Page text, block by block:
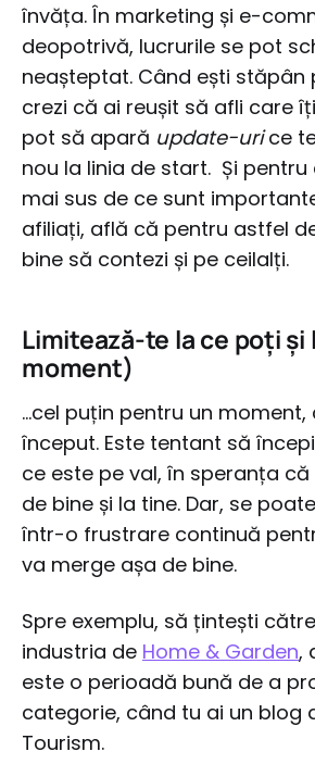
învăța. În marketing și e-
deopotrivă, lucrurile se pot
neașteptat. Când ești stăpân
crezi că ai reușit să afli care
pot să apară update-urice
nou la linia de start. Și
mai sus de ce sunt
afiliați, află că pentru astfel
bine să contezi și pe ceilalți.
Limitează-te la ce poți și
moment)
…cel puțin pentru un moment,
început. Este tentant să
ce este pe val, în speranța
de bine și la tine. Dar, se
într-o frustrare continuă
va merge așa de bine.
Spre exemplu, să țintești
industria de Home & Garden,
este o perioadă bună de a
categorie, când tu ai un blog
Tourism.